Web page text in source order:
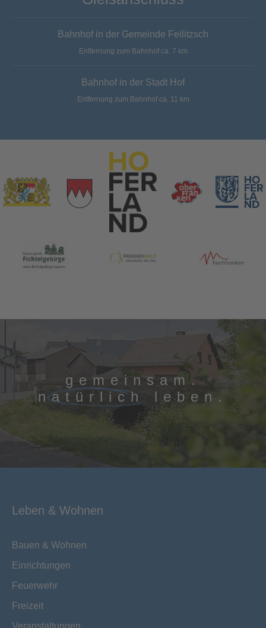
Bahnhof in der Gemeinde Feilitzsch
Entfernung zum Bahnhof ca. 7 km
Bahnhof in der Stadt Hof
Entfernung zum Bahnhof ca. 11 km
gemeinsam.
natürlich leben.
Leben & Wohnen
Bauen & Wohnen
Einrichtungen
Feuerwehr
Freizeit